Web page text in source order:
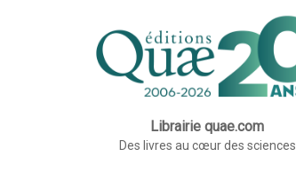
Librairie quae.com
Des livres au cœur des sciences